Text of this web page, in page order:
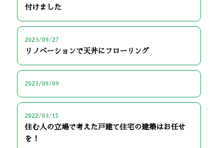
付けました
2023/09/27
リノベーションで天井にフローリング
2023/09/09
2022/03/15
住む人の立場で考えた戸建て住宅の建築はお任せ
を！